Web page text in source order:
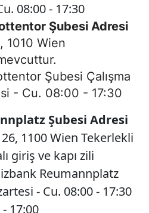
08:00 - 17:30
Şubesi Adresi
1010 Wien
Şubesi Çalışma
- Cu. 08:00 - 17:30
Şubesi Adresi
1100 Wien Tekerlekli
giriş ve kapı zili
Reumannplatz
- Cu. 08:00 - 17:30
17:00